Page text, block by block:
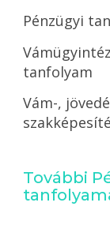
Pénzügyi
tanfolyam
Vám-,
További